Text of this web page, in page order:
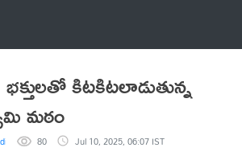
కిటకిటలాడుతున్న
మఠం
Anwar 80 Jul 10, 2025, 06:07 IST